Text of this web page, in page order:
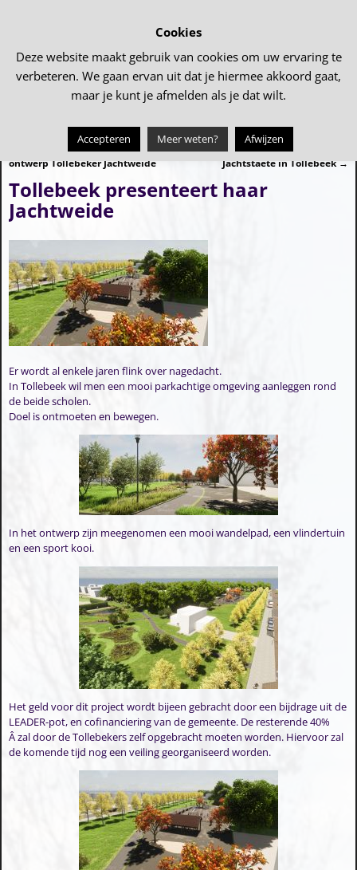
Bericht navigatie
UITNODIGING: Presentatie
ontwerp Tollebeker Jachtweide
De feestelijke oplevering van De
Jachtstaete in Tollebeek→
Tollebeek presenteert haar
Jachtweide
Er wordt al enkele jaren flink over nagedacht.
In Tollebeek wil men een mooi parkachtige omgeving aanleggen rond
de beide scholen.
Doel is ontmoeten en bewegen.
In het ontwerp zijn meegenomen een mooi wandelpad, een vlindertuin
en een sport kooi.
Het geld voor dit project wordt bijeen gebracht door een bijdrage uit de
LEADER-pot, en cofinanciering van de gemeente. De resterende 40%
Â zal door de Tollebekers zelf opgebracht moeten worden. Hiervoor zal
de komende tijd nog een veiling georganiseerd worden.
Cookies
Deze website maakt gebruik van cookies om uw ervaring te
verbeteren. We gaan ervan uit dat je hiermee akkoord gaat,
maar je kunt je afmelden als je dat wilt.
Accepteren Meer weten? Afwijzen